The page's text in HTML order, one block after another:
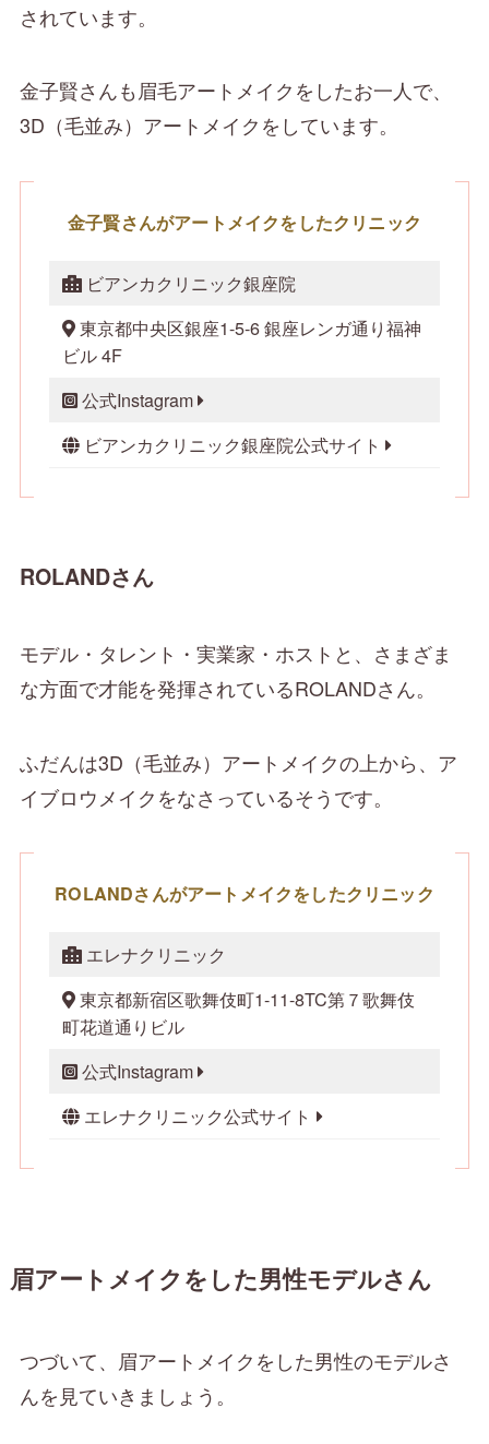
されています。
金子賢さんも眉毛アートメイクをしたお一人で、
3D（毛並み）アートメイクをしています。
金子賢さんがアートメイクをしたクリニック
ビアンカクリニック銀座院
東京都中央区銀座1-5-6 銀座レンガ通り福神
ビル 4F
公式Instagram
ビアンカクリニック銀座院公式サイト
ROLANDさん
モデル・タレント・実業家・ホストと、さまざま
な方面で才能を発揮されているROLANDさん。
ふだんは3D（毛並み）アートメイクの上から、ア
イブロウメイクをなさっているそうです。
ROLANDさんがアートメイクをしたクリニック
エレナクリニック
東京都新宿区歌舞伎町1-11-8TC第７歌舞伎
町花道通りビル
公式Instagram
エレナクリニック公式サイト
眉アートメイクをした男性モデルさん
つづいて、眉アートメイクをした男性のモデルさ
んを見ていきましょう。